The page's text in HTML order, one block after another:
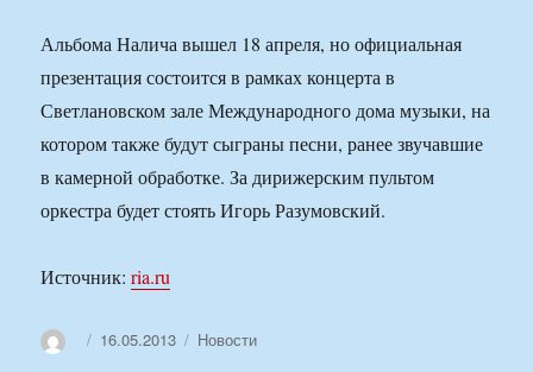
Альбома Налича вышел 18 апреля, но официальная
презентация состоится в рамках концерта в
Светлановском зале Международного дома музыки, на
котором также будут сыграны песни, ранее звучавшие
в камерной обработке. За дирижерским пультом
оркестра будет стоять Игорь Разумовский.
Источник:ria.ru
АвторОпубликовано
16.05.2013 Рубрики
Новости